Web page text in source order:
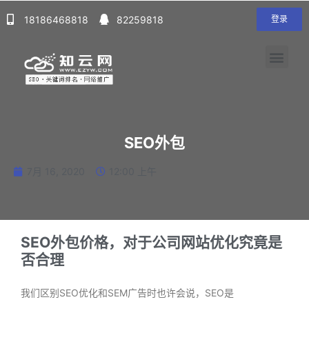
18186468818 82259818 登录
SEO外包
SEO外包价格，对于公司网站优化究竟是
否合理
我们区别SEO优化和SEM广告时也许会说，SEO是